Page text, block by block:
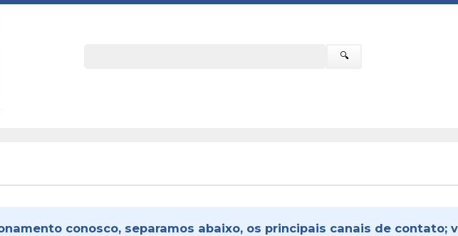
🔍
conosco, separamos abaixo, os principais canais de contato;